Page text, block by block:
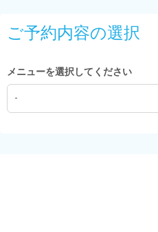
ご予約内容の選択
メニューを選択してください
-